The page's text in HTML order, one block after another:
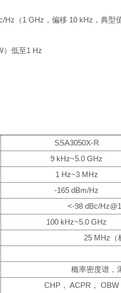
Hz（1 GHz，偏移 10 kHz，典型
）低至1 Hz
SSA3050X-R
9 kHz~5.0 GHz
1 Hz~3 MHz
-165 dBm/Hz
<-98 dBc/
100 kHz~5.0 GHz
25 MHz（
概率密度谱，
CHP， ACPR，